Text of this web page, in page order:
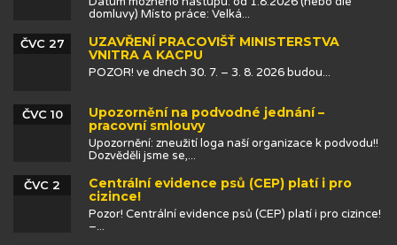
domluvy) Místo práce: Velká...
UZAVŘENÍ PRACOVIŠŤ MINISTERSTVA
VNITRA A KACPU
ČVC 27
POZOR! ve dnech 30. 7. – 3. 8. 2026 budou...
Upozornění na podvodné jednání –
pracovní smlouvy
ČVC 10
Upozornění: zneužití loga naší organizace k podvodu!!
Dozvěděli jsme se,...
Centrální evidence psů (CEP) platí i pro
cizince!
ČVC 2
Pozor! Centrální evidence psů (CEP) platí i pro cizince!
–...